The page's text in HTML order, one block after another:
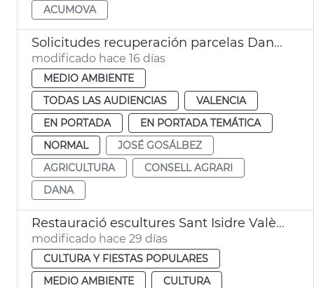
ACUMOVA
Solicitudes recuperación parcelas Dana València
modificado hace 16 días
MEDIO AMBIENTE
TODAS LAS AUDIENCIAS
VALENCIA
EN PORTADA
EN PORTADA TEMÁTICA
NORMAL
JOSÉ GOSÁLBEZ
AGRICULTURA
CONSELL AGRARI
DANA
Restauració escultures Sant Isidre València
modificado hace 29 días
CULTURA Y FIESTAS POPULARES
MEDIO AMBIENTE
CULTURA